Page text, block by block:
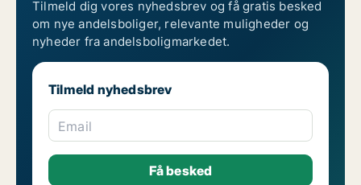
Tilmeld dig vores nyhedsbrev og få gratis besked
om nye andelsboliger, relevante muligheder og
nyheder fra andelsboligmarkedet.
Tilmeld nyhedsbrev
Email